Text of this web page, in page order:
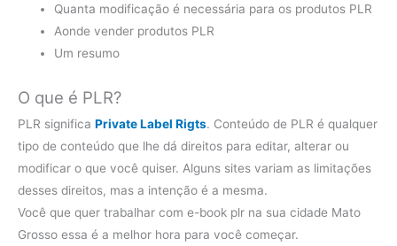
Quanta modificação é necessária para os produtos PLR
Aonde vender produtos PLR
Um resumo
O que é PLR?
PLR significa Private Label Rigts. Conteúdo de PLR ​​é qualquer
tipo de conteúdo que lhe dá direitos para editar, alterar ou
modificar o que você quiser. Alguns sites variam as limitações
desses direitos, mas a intenção é a mesma.
Você que quer trabalhar com e-book plr na sua cidade Mato
Grosso essa é a melhor hora para você começar.